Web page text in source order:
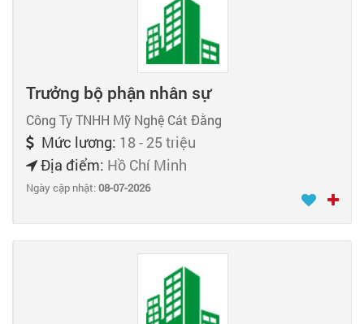
Trưởng bộ phận nhân sự
Công Ty TNHH Mỹ Nghệ Cát Đằng
Mức lương: 18 - 25 triệu
Địa điểm: Hồ Chí Minh
Ngày cập nhật:08-07-2026